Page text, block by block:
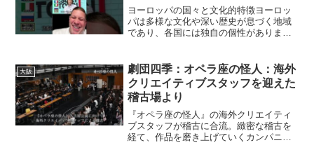
ヨーロッパの国々と文化的特徴ヨーロッ
パは多様な文化や深い歴史が息づく地域
であり、各国には独自の個性がありま
です。今回は、ロシア、イタリア、イギ
リスの文化的な側面に焦点を...
大阪
劇団四季：オペラ座の怪人：海外
クリエイティブスタッフを迎えた
稽古場より
『オペラ座の怪人』の海外クリエイティ
ブスタッフが稽古に合流。緻密な稽古を
経て、作品を磨き上げていくカンパニ